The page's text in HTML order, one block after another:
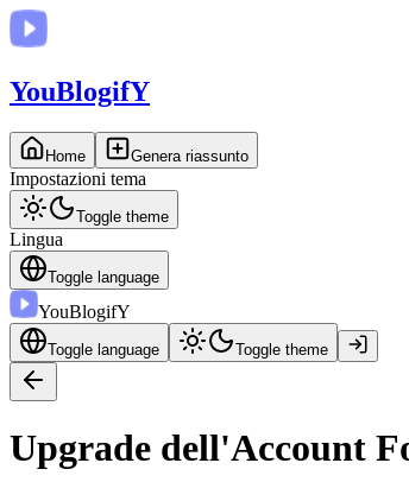
YouBlogifY
Home Genera riassunto
Impostazioni tema
Toggle theme
Lingua
Toggle language
YouBlogifY
Toggle language Toggle theme
Upgrade dell'Account